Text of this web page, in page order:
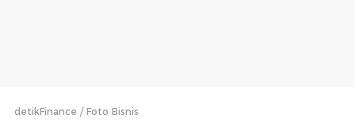
detikFinance Foto Bisnis